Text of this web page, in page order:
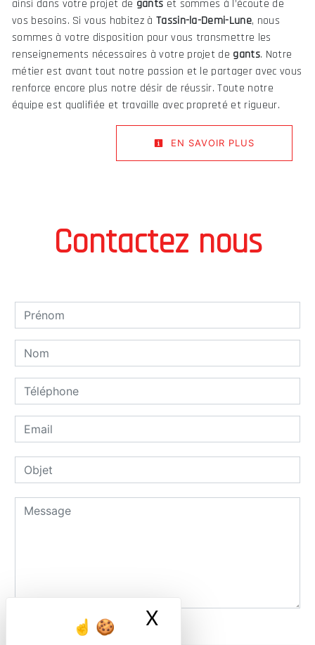
X
ainsi dans votre projet de gants et sommes à l’écoute de
vos besoins. Si vous habitez à Tassin-la-Demi-Lune, nous
sommes à votre disposition pour vous transmettre les
renseignements nécessaires à votre projet de gants. Notre
métier est avant tout notre passion et le partager avec vous
renforce encore plus notre désir de réussir. Toute notre
équipe est qualifiée et travaille avec propreté et rigueur.
EN SAVOIR PLUS
Contactez nous
Combien font neuf plus quatre